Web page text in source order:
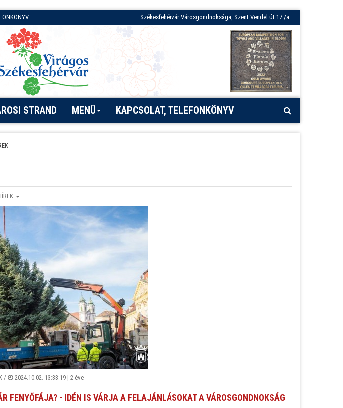
Székesfehérvár Városgondnoksága, Szent Vendel út 17./a
STRAND MENÜ KAPCSOLAT, TELEFONKÖNYV
/ 2024.10.02. 13:33:19 | 2 éve
FENYŐFÁJA? - IDÉN IS VÁRJA A FELAJÁNLÁSOKAT A VÁROSGONDNOKSÁG